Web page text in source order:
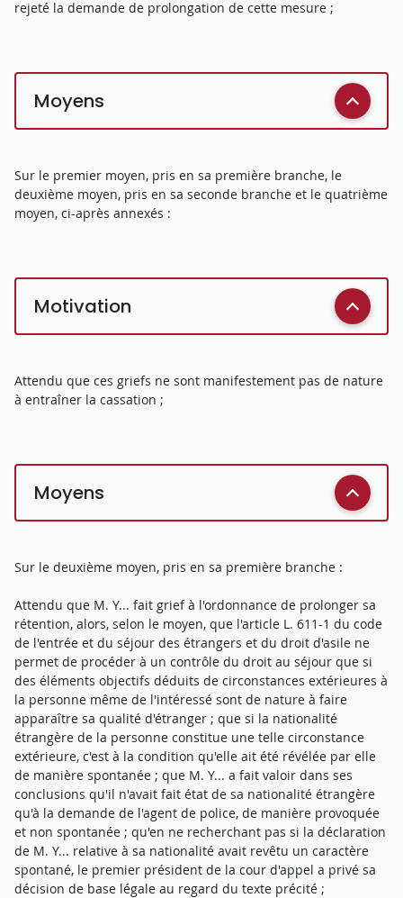
rejeté la demande de prolongation de cette mesure ;
Moyens
Sur le premier moyen, pris en sa première branche, le
deuxième moyen, pris en sa seconde branche et le quatrième
moyen, ci-après annexés :
Motivation
Attendu que ces griefs ne sont manifestement pas de nature
à entraîner la cassation ;
Moyens
Sur le deuxième moyen, pris en sa première branche :
Attendu que M. Y... fait grief à l'ordonnance de prolonger sa
rétention, alors, selon le moyen, que l'article L. 611-1 du code
de l'entrée et du séjour des étrangers et du droit d'asile ne
permet de procéder à un contrôle du droit au séjour que si
des éléments objectifs déduits de circonstances extérieures à
la personne même de l'intéressé sont de nature à faire
apparaître sa qualité d'étranger ; que si la nationalité
étrangère de la personne constitue une telle circonstance
extérieure, c'est à la condition qu'elle ait été révélée par elle
de manière spontanée ; que M. Y... a fait valoir dans ses
conclusions qu'il n'avait fait état de sa nationalité étrangère
qu'à la demande de l'agent de police, de manière provoquée
et non spontanée ; qu'en ne recherchant pas si la déclaration
de M. Y... relative à sa nationalité avait revêtu un caractère
spontané, le premier président de la cour d'appel a privé sa
décision de base légale au regard du texte précité ;